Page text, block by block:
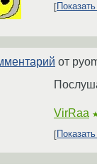
от
VirRaa